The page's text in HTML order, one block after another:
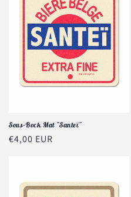
Sous-Bock Mat "Santeï"
Prix
€4,00 EUR